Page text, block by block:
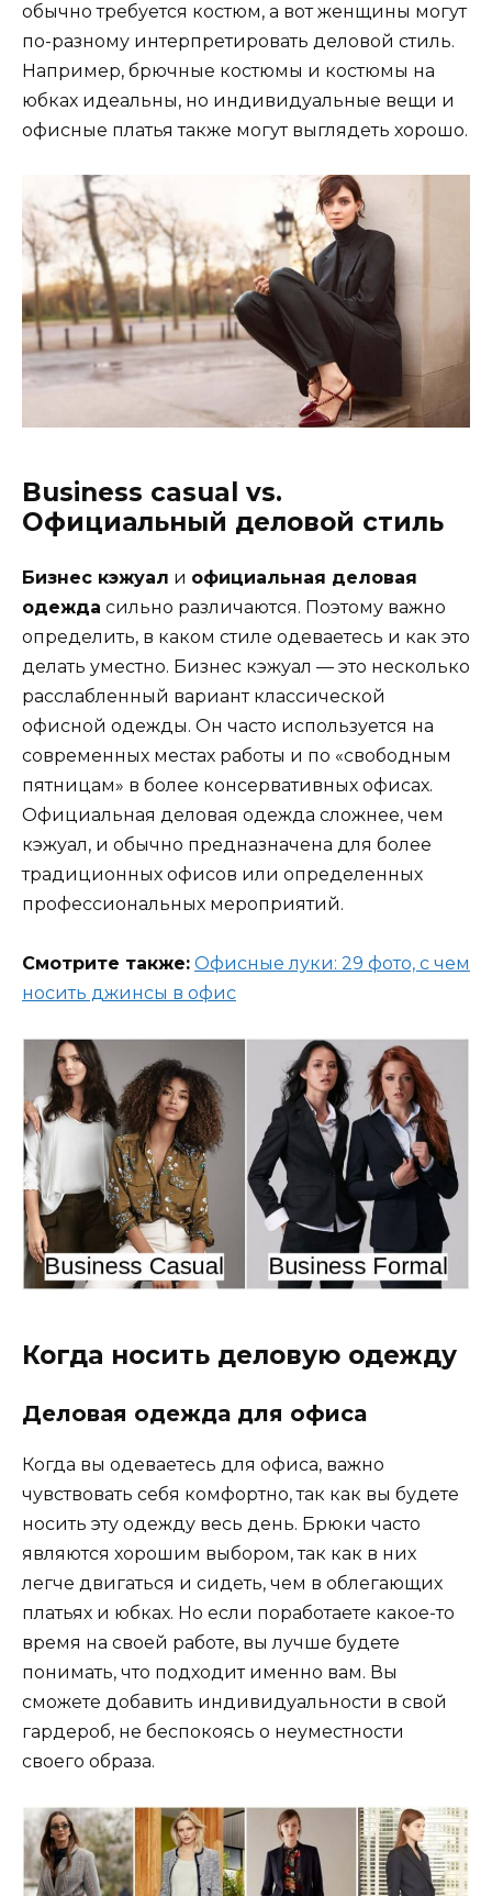
обычно требуется костюм, а вот женщины могут
по-разному интерпретировать деловой стиль.
Например, брючные костюмы и костюмы на
юбках идеальны, но индивидуальные вещи и
офисные платья также могут выглядеть хорошо.
Business casual vs.
Официальный деловой стиль
Бизнес кэжуал и официальная деловая
одежда сильно различаются. Поэтому важно
определить, в каком стиле одеваетесь и как это
делать уместно. Бизнес кэжуал — это несколько
расслабленный вариант классической
офисной одежды. Он часто используется на
современных местах работы и по «свободным
пятницам» в более консервативных офисах.
Официальная деловая одежда сложнее, чем
кэжуал, и обычно предназначена для более
традиционных офисов или определенных
профессиональных мероприятий.
Смотрите также: Офисные луки: 29 фото, с чем
носить джинсы в офис
Когда носить деловую одежду
Деловая одежда для офиса
Когда вы одеваетесь для офиса, важно
чувствовать себя комфортно, так как вы будете
носить эту одежду весь день. Брюки часто
являются хорошим выбором, так как в них
легче двигаться и сидеть, чем в облегающих
платьях и юбках. Но если поработаете какое-то
время на своей работе, вы лучше будете
понимать, что подходит именно вам. Вы
сможете добавить индивидуальности в свой
гардероб, не беспокоясь о неуместности
своего образа.